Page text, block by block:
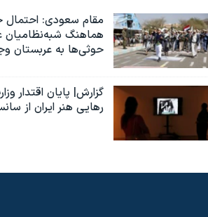
مقام سعودی: احتمال
هماهنگ شبه‌نظامیان
حوثی‌ها به عربستان
گزارش| پایان اقتدار
رهایی هنر ایران از